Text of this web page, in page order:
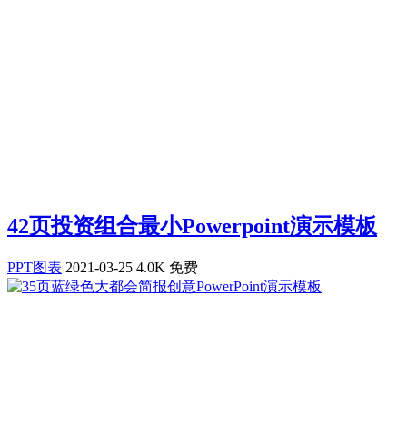
42页投资组合最小Powerpoint演示模板
PPT图表 2021-03-25 4.0K 免费